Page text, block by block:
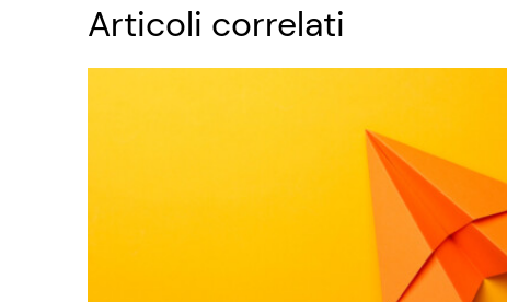
Articoli correlati